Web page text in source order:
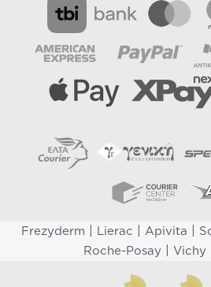
Frezyderm Lierac Apivita
Roche-Posay
Vichy